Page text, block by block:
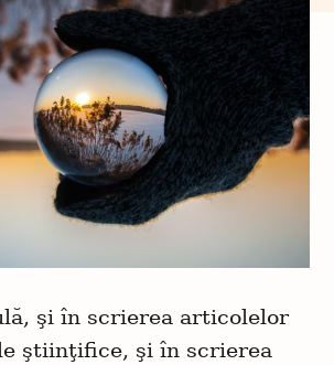
şi în scrierea articolelor
ştiinţifice, şi în scrierea